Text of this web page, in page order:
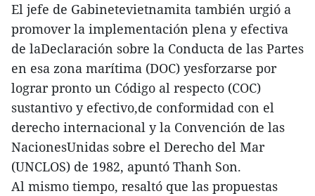
El jefe de Gabinetevietnamita también urgió a
promover la implementación plena y efectiva
de laDeclaración sobre la Conducta de las Partes
en esa zona marítima (DOC) yesforzarse por
lograr pronto un Código al respecto (COC)
sustantivo y efectivo,de conformidad con el
derecho internacional y la Convención de las
NacionesUnidas sobre el Derecho del Mar
(UNCLOS) de 1982, apuntó Thanh Son.
Al mismo tiempo, resaltó que las propuestas